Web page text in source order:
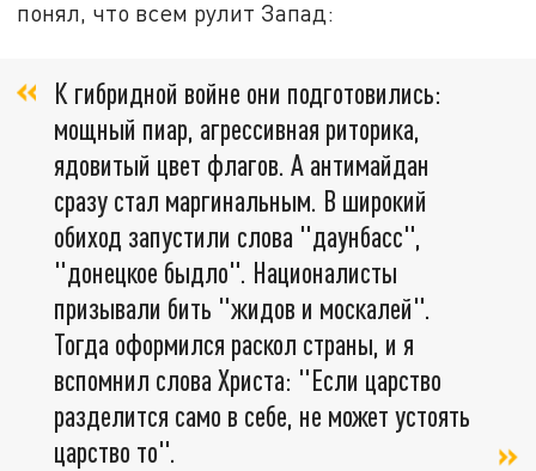
понял, что всем рулит Запад:
К гибридной войне они подготовились:
мощный пиар, агрессивная риторика,
ядовитый цвет флагов. А антимайдан
сразу стал маргинальным. В широкий
обиход запустили слова "даунбасс",
"донецкое быдло". Националисты
призывали бить "жидов и москалей".
Тогда оформился раскол страны, и я
вспомнил слова Христа: "Если царство
разделится само в себе, не может устоять
царство то".